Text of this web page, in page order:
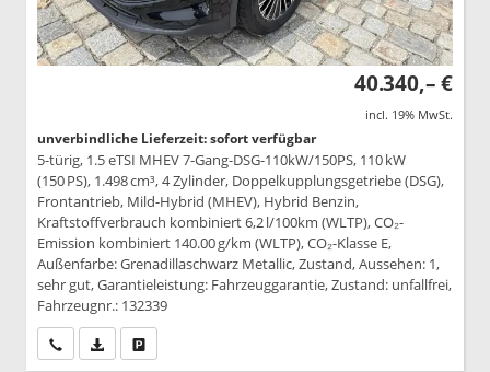
40.340,– €
incl. 19% MwSt.
unverbindliche Lieferzeit: sofort verfügbar
5-türig, 1.5 eTSI MHEV 7-Gang-DSG-110kW/150PS, 110 kW
(150 PS), 1.498 cm³, 4 Zylinder, Doppelkupplungsgetriebe (DSG),
Frontantrieb, Mild-Hybrid (MHEV), Hybrid Benzin,
Kraftstoffverbrauch kombiniert 6,2 l/100km (WLTP), CO₂-
Emission kombiniert 140.00 g/km (WLTP), CO₂-Klasse E,
Außenfarbe: Grenadillaschwarz Metallic, Zustand, Aussehen: 1,
sehr gut, Garantieleistung: Fahrzeuggarantie, Zustand: unfallfrei,
Fahrzeugnr.: 132339
Wir rufen Sie anPDF-Datei, Fahrzeugexposé drucken